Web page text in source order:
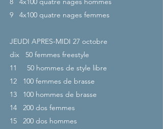
9
4x100 quatre nages femmes
JEUDI APRES-MIDI 27 octobre
dix
50 femmes freestyle
11
50 hommes de style libre
12
100 femmes de brasse
13
100 hommes de brasse
14
200 dos femmes
15
200 dos hommes